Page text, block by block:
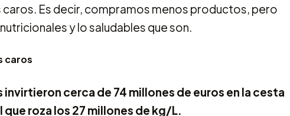
caros. Es decir, compramos menos productos, pero
y lo saludables que son.
caros
cerca de 74 millones de euros en la cesta
roza los 27 millones de kg/L.